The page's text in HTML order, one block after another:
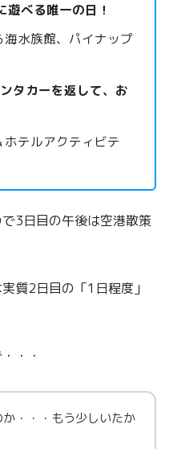
べる唯一の日！
族館、パイナップ
タカーを返して、お
ルアクティビテ
3日目の午後は空港散策
質2日目の「1日程度」
・・
・・・もう少しいたか